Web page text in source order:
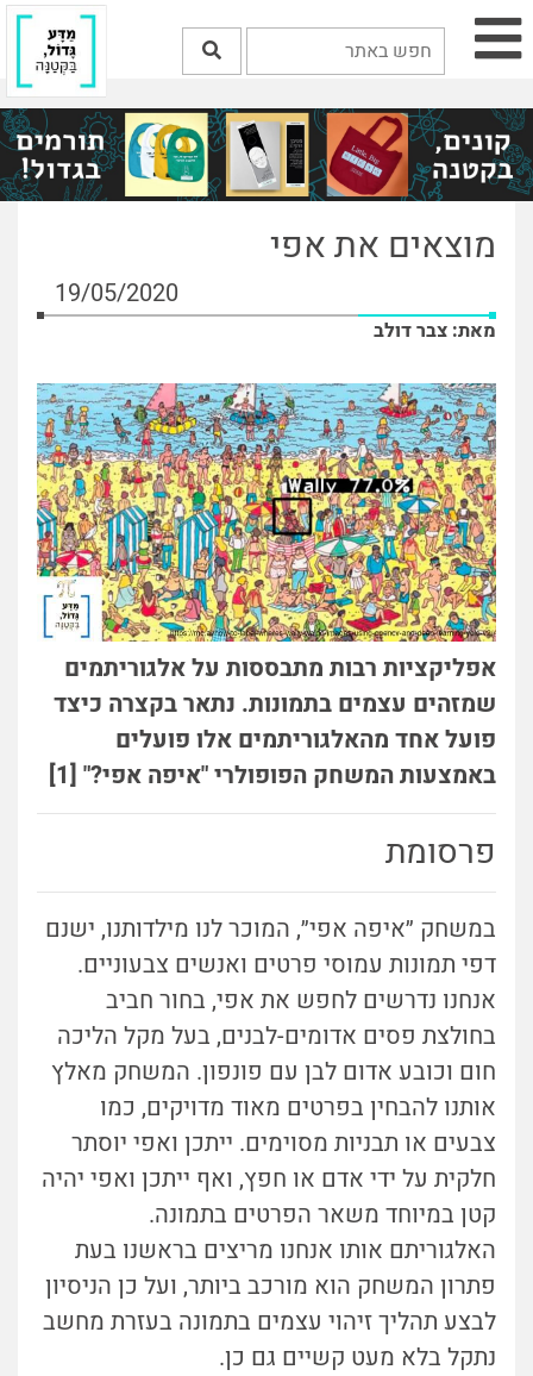
מוצאים את אפי
19/05/2020
מאת: צבר דולב
אפליקציות רבות מתבססות על אלגוריתמים
שמזהים עצמים בתמונות. נתאר בקצרה כיצד
פועל אחד מהאלגוריתמים אלו פועלים
באמצעות המשחק הפופולרי "איפה אפי?" [1]
פרסומת
במשחק ״איפה אפי״, המוכר לנו מילדותנו, ישנם
דפי תמונות עמוסי פרטים ואנשים צבעוניים.
אנחנו נדרשים לחפש את אפי, בחור חביב
בחולצת פסים אדומים-לבנים, בעל מקל הליכה
חום וכובע אדום לבן עם פונפון. המשחק מאלץ
אותנו להבחין בפרטים מאוד מדויקים, כמו
צבעים או תבניות מסוימים. ייתכן ואפי יוסתר
חלקית על ידי אדם או חפץ, ואף ייתכן ואפי יהיה
קטן במיוחד משאר הפרטים בתמונה.
האלגוריתם אותו אנחנו מריצים בראשנו בעת
פתרון המשחק הוא מורכב ביותר, ועל כן הניסיון
לבצע תהליך זיהוי עצמים בתמונה בעזרת מחשב
נתקל בלא מעט קשיים גם כן.